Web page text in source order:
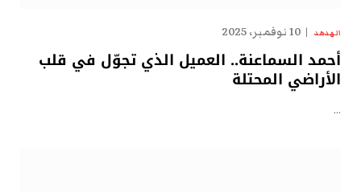
الهدهد 10 نوفمبر، 2025
أحمد السماعنة.. العميل الذي تجوّل في قلب
الأراضي المحتلة
…